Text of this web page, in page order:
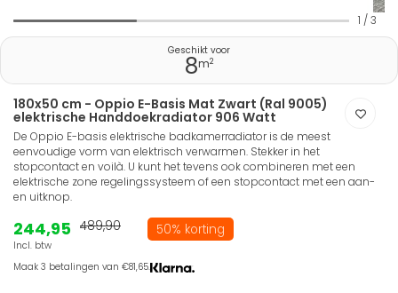
1 / 3
Geschikt voor
8m2
180x50 cm - Oppio E-Basis Mat Zwart (Ral 9005)
elektrische Handdoekradiator 906 Watt
De Oppio E-basis elektrische badkamerradiator is de meest
eenvoudige vorm van elektrisch verwarmen. Stekker in het
stopcontact en voilà. U kunt het tevens ook combineren met een
elektrische zone regelingssysteem of een stopcontact met een aan-
en uitknop.
244,95
Incl. btw
489,90 50% korting
Maak 3 betalingen van €81,65.